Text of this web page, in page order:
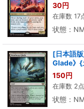
30円
在庫数 17
状態：
[日本語
Glade》
150円
在庫数 2点
状態：